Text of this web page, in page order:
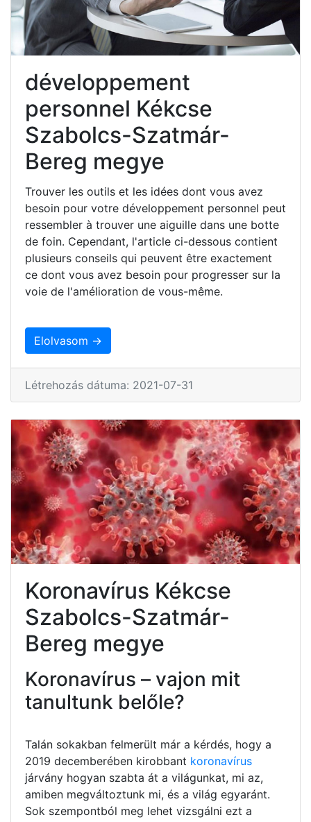
développement
personnel Kékcse
Szabolcs-Szatmár-
Bereg megye
Trouver les outils et les idées dont vous avez
besoin pour votre développement personnel peut
ressembler à trouver une aiguille dans une botte
de foin. Cependant, l'article ci-dessous contient
plusieurs conseils qui peuvent être exactement
ce dont vous avez besoin pour progresser sur la
voie de l'amélioration de vous-même.
Elolvasom →
Létrehozás dátuma: 2021-07-31
Koronavírus Kékcse
Szabolcs-Szatmár-
Bereg megye
Koronavírus – vajon mit
tanultunk belőle?
Talán sokakban felmerült már a kérdés, hogy a
2019 decemberében kirobbant koronavírus
járvány hogyan szabta át a világunkat, mi az,
amiben megváltoztunk mi, és a világ egyaránt.
Sok szempontból meg lehet vizsgálni ezt a